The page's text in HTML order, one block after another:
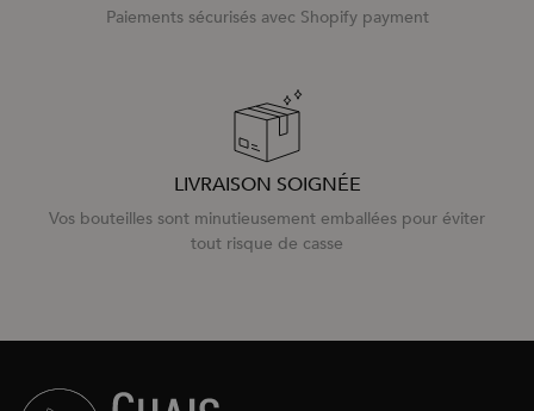
Paiements sécurisés avec Shopify payment
LIVRAISON SOIGNÉE
Vos bouteilles sont minutieusement emballées pour éviter
tout risque de casse